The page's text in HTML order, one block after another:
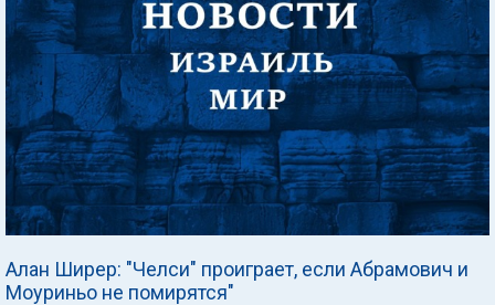
Алан Ширер: "Челси" проиграет, если Абрамович и
Моуриньо не помирятся"